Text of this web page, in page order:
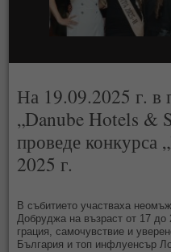
На 19.09.2025 г. в
„Danube Hotels &
проведе
2025 г.
В събитието участваха
Добруджа на възраст от 17 до
грация, самочувствие и
България и топ инфлуенсър